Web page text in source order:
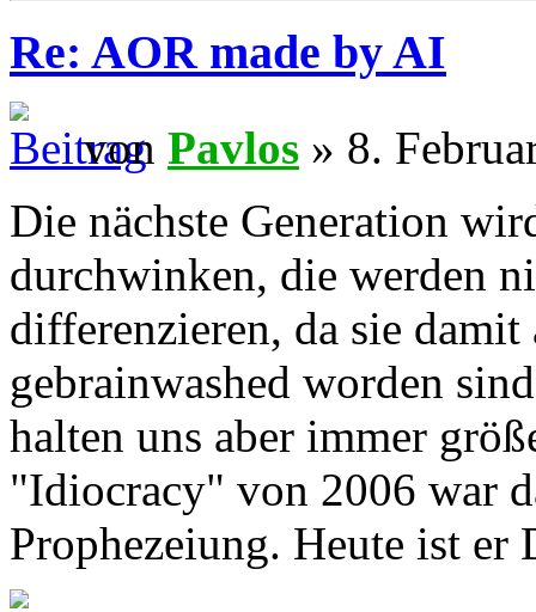
Re: AOR made by AI
von Pavlos » 8.
Die nächste Generation
durchwinken, die werden
differenzieren, da sie damit
gebrainwashed worden
halten uns aber immer
"Idiocracy" von 2006 war
Prophezeiung. Heute ist er